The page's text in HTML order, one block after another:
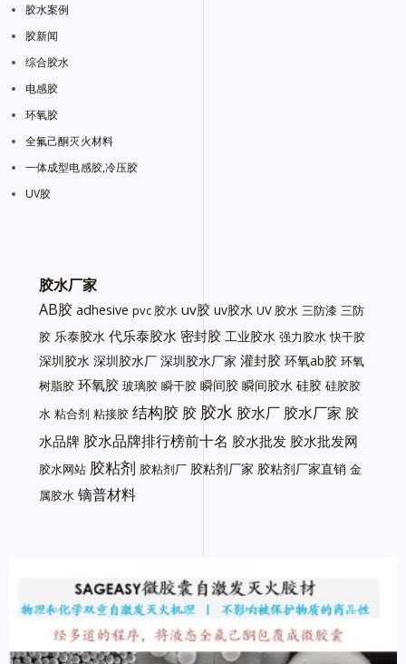
胶水案例
胶新闻
综合胶水
电感胶
环氧胶
全氟己酮灭火材料
一体成型电感胶,冷压胶
UV胶
胶水厂家
AB胶 adhesive pvc 胶水 uv胶 uv胶水 UV 胶水 三防漆 三防
胶 乐泰胶水 代乐泰胶水 密封胶 工业胶水 强力胶水 快干胶
深圳胶水 深圳胶水厂 深圳胶水厂家 灌封胶 环氧ab胶 环氧
树脂胶 环氧胶 玻璃胶 瞬干胶 瞬间胶 瞬间胶水 硅胶 硅胶胶
水 粘合剂 粘接胶 结构胶 胶 胶水 胶水厂 胶水厂家 胶
水品牌 胶水品牌排行榜前十名 胶水批发 胶水批发网
胶水网站 胶粘剂 胶粘剂厂 胶粘剂厂家 胶粘剂厂家直销 金
属胶水 镝普材料